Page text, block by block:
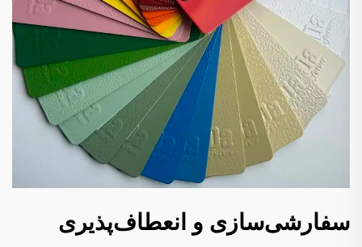
سفارشی‌سازی و انعطاف‌پذیری